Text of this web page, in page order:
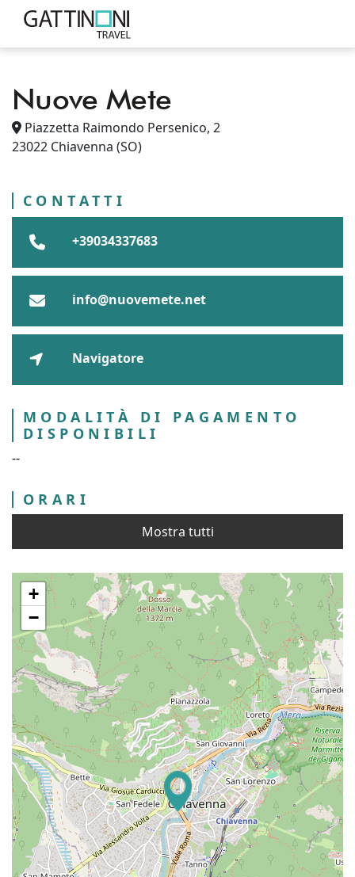
PROVINCIA DI SONDRIO
CHIAVENNA
Nuove Mete
Piazzetta Raimondo Persenico, 2
23022 Chiavenna (SO)
CONTATTI
+39034337683
info@nuovemete.net
Navigatore
MODALITÀ DI PAGAMENTO
DISPONIBILI
--
ORARI
Mostra tutti
+
−